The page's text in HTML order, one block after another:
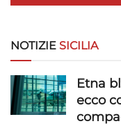
Funzionalità
Abbinare e combinare
fonti di dati, Collegare
Identificare i dispositivi
trasmesse
NOTIZIE SICILIA
Etna
ecco